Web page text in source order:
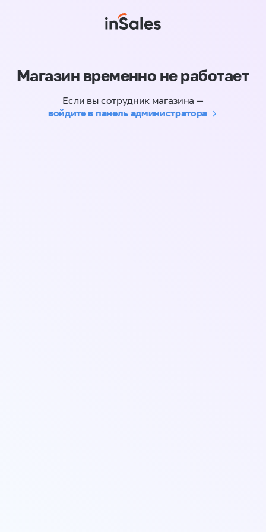
Магазин временно не работает
Если вы сотрудник магазина —
войдите в панель администратора